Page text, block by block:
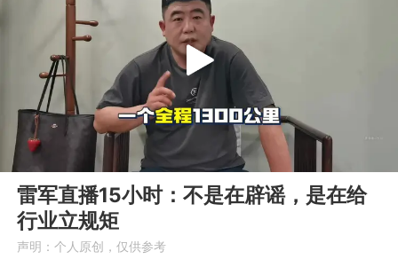
00:00
Play
雷军直播15小时：不是在辟谣，是在给
行业立规矩
声明：个人原创，仅供参考